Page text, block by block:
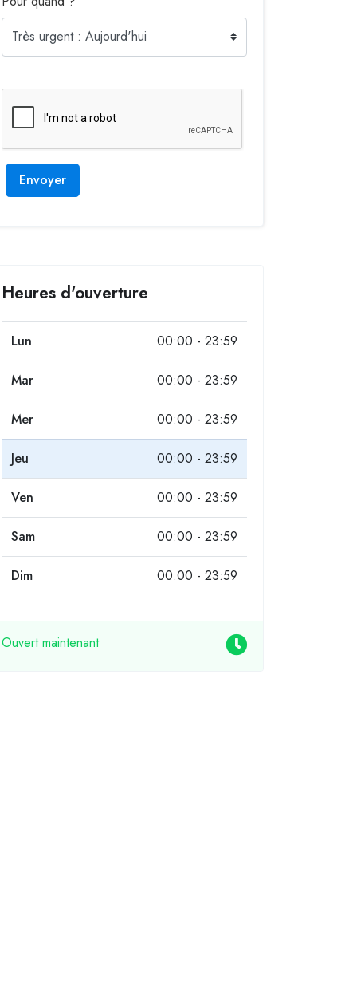
Envoyer
Heures d'ouverture
Lun 00:00 - 23:59
Mar 00:00 - 23:59
Mer 00:00 - 23:59
Jeu 00:00 - 23:59
Ven 00:00 - 23:59
Sam 00:00 - 23:59
Dim 00:00 - 23:59
Ouvert maintenant